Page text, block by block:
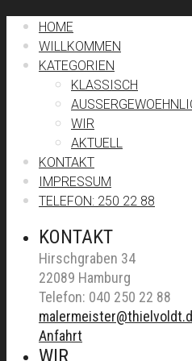
HOME
WILLKOMMEN
KATEGORIEN
KLASSISCH
WIR
AKTUELL
KONTAKT
IMPRESSUM
TELEFON: 250 22 88
KONTAKT
Hirschgraben 34
22089 Hamburg
Telefon: 040 250 22 88
Anfahrt
WIR